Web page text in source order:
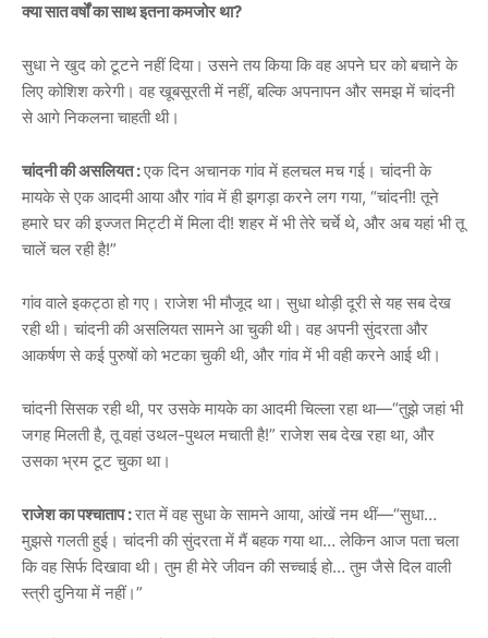
क्या सात वर्षों का साथ इतना कमजोर था?
सुधा ने खुद को टूटने नहीं दिया। उसने तय किया कि वह अपने घर को बचाने के
लिए कोशिश करेगी। वह खूबसूरती में नहीं, बल्कि अपनापन और समझ में चांदनी
से आगे निकलना चाहती थी।
चांदनी की असलियत :एक दिन अचानक गांव में हलचल मच गई। चांदनी के
मायके से एक आदमी आया और गांव में ही झगड़ा करने लग गया, “चांदनी! तूने
हमारे घर की इज्जत मिट्टी में मिला दी! शहर में भी तेरे चर्चे थे, और अब यहां भी तू
चालें चल रही है!”
गांव वाले इकट्ठा हो गए। राजेश भी मौजूद था। सुधा थोड़ी दूरी से यह सब देख
रही थी। चांदनी की असलियत सामने आ चुकी थी। वह अपनी सुंदरता और
आकर्षण से कई पुरुषों को भटका चुकी थी, और गांव में भी वही करने आई थी।
चांदनी सिसक रही थी, पर उसके मायके का आदमी चिल्ला रहा था—“तुझे जहां भी
जगह मिलती है, तू वहां उथल-पुथल मचाती है!” राजेश सब देख रहा था, और
उसका भ्रम टूट चुका था।
राजेश का पश्चाताप :रात में वह सुधा के सामने आया, आंखें नम थीं—“सुधा…
मुझसे गलती हुई। चांदनी की सुंदरता में मैं बहक गया था… लेकिन आज पता चला
कि वह सिर्फ दिखावा थी। तुम ही मेरे जीवन की सच्चाई हो… तुम जैसे दिल वाली
स्त्री दुनिया में नहीं।”